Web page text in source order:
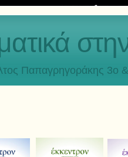
Παπαγρηγοράκης 3o